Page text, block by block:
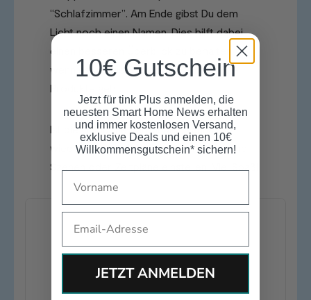
“Schlafzimmer”. Am Ende gibst Du dem
Licht noch einen Namen. Dies hilft dabei,
einen besseren Überblick zu behalten,
wenn es um die Steuerung Deiner LIFX-
Produkte geht.
Ist die Glühbirne verbunden, kannst Du
wieder ganz nach Belieben verschiedene
Szenen oder Zeitpläne einstellen. Viel Spaß!
10€ Gutschein
Jetzt für tink Plus anmelden, die
neuesten Smart Home News erhalten
und immer kostenlosen Versand,
exklusive Deals und einen 10€
Willkommensgutschein* sichern!
JETZT ANMELDEN